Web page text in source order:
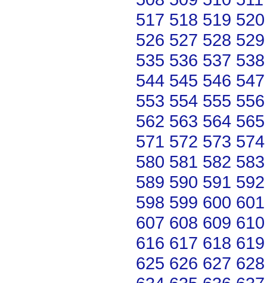
517 518 519 520
526 527 528 529
535 536 537 538
544 545 546 547
553 554 555 556
562 563 564 565
571 572 573 574
580 581 582 583
589 590 591 592
598 599 600 601
607 608 609 610
616 617 618 619
625 626 627 628